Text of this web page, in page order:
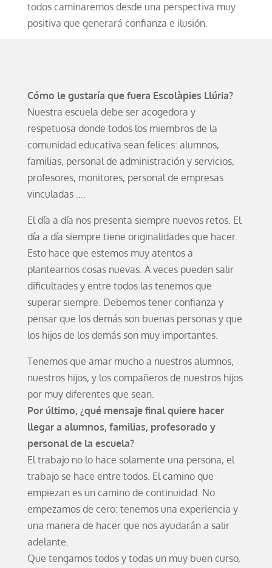
todos caminaremos desde una perspectiva muy
positiva que generará confianza e ilusión.
Cómo le gustaría que fuera Escolàpies Llúria?
Nuestra escuela debe ser acogedora y
respetuosa donde todos los miembros de la
comunidad educativa sean felices: alumnos,
familias, personal de administración y servicios,
profesores, monitores, personal de empresas
vinculadas ….
El día a día nos presenta siempre nuevos retos. El
día a día siempre tiene originalidades que hacer.
Esto hace que estemos muy atentos a
plantearnos cosas nuevas. A veces pueden salir
dificultades y entre todos las tenemos que
superar siempre. Debemos tener confianza y
pensar que los demás son buenas personas y que
los hijos de los demás son muy importantes.
Tenemos que amar mucho a nuestros alumnos,
nuestros hijos, y los compañeros de nuestros hijos
por muy diferentes que sean.
Por último, ¿qué mensaje final quiere hacer
llegar a alumnos, familias, profesorado y
personal de la escuela?
El trabajo no lo hace solamente una persona, el
trabajo se hace entre todos. El camino que
empiezan es un camino de continuidad. No
empezamos de cero: tenemos una experiencia y
una manera de hacer que nos ayudarán a salir
adelante.
Que tengamos todos y todas un muy buen curso,